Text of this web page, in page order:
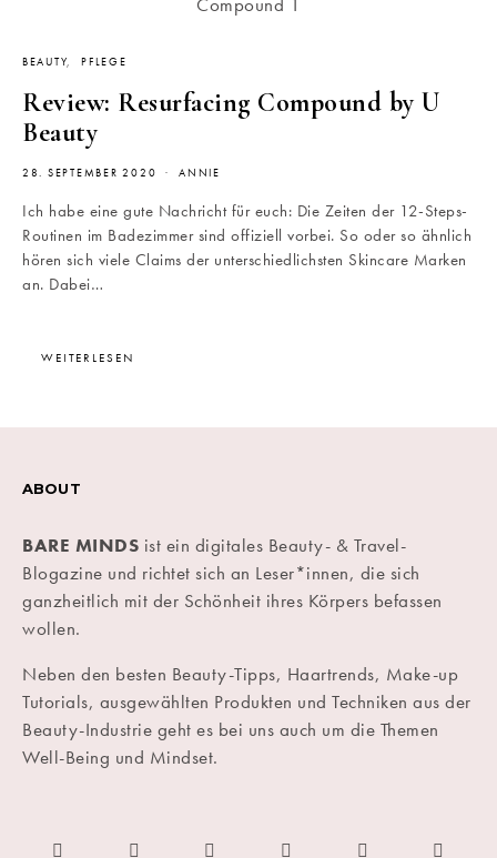
BEAUTY PFLEGE
Review: Resurfacing Compound by U
Beauty
28. SEPTEMBER 2020 ANNIE
Ich habe eine gute Nachricht für euch: Die Zeiten der 12-Steps-
Routinen im Badezimmer sind offiziell vorbei. So oder so ähnlich
hören sich viele Claims der unterschiedlichsten Skincare Marken
an. Dabei…
WEITERLESEN
ABOUT
BARE MINDS ist ein digitales Beauty- & Travel-
Blogazine und richtet sich an Leser*innen, die sich
ganzheitlich mit der Schönheit ihres Körpers befassen
wollen.
Neben den besten Beauty-Tipps, Haartrends, Make-up
Tutorials, ausgewählten Produkten und Techniken aus der
Beauty-Industrie geht es bei uns auch um die Themen
Well-Being und Mindset.